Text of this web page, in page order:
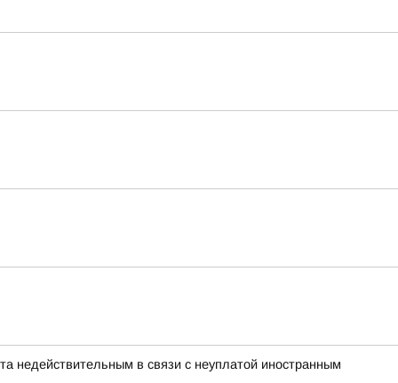
недействительным в связи с неуплатой иностранным